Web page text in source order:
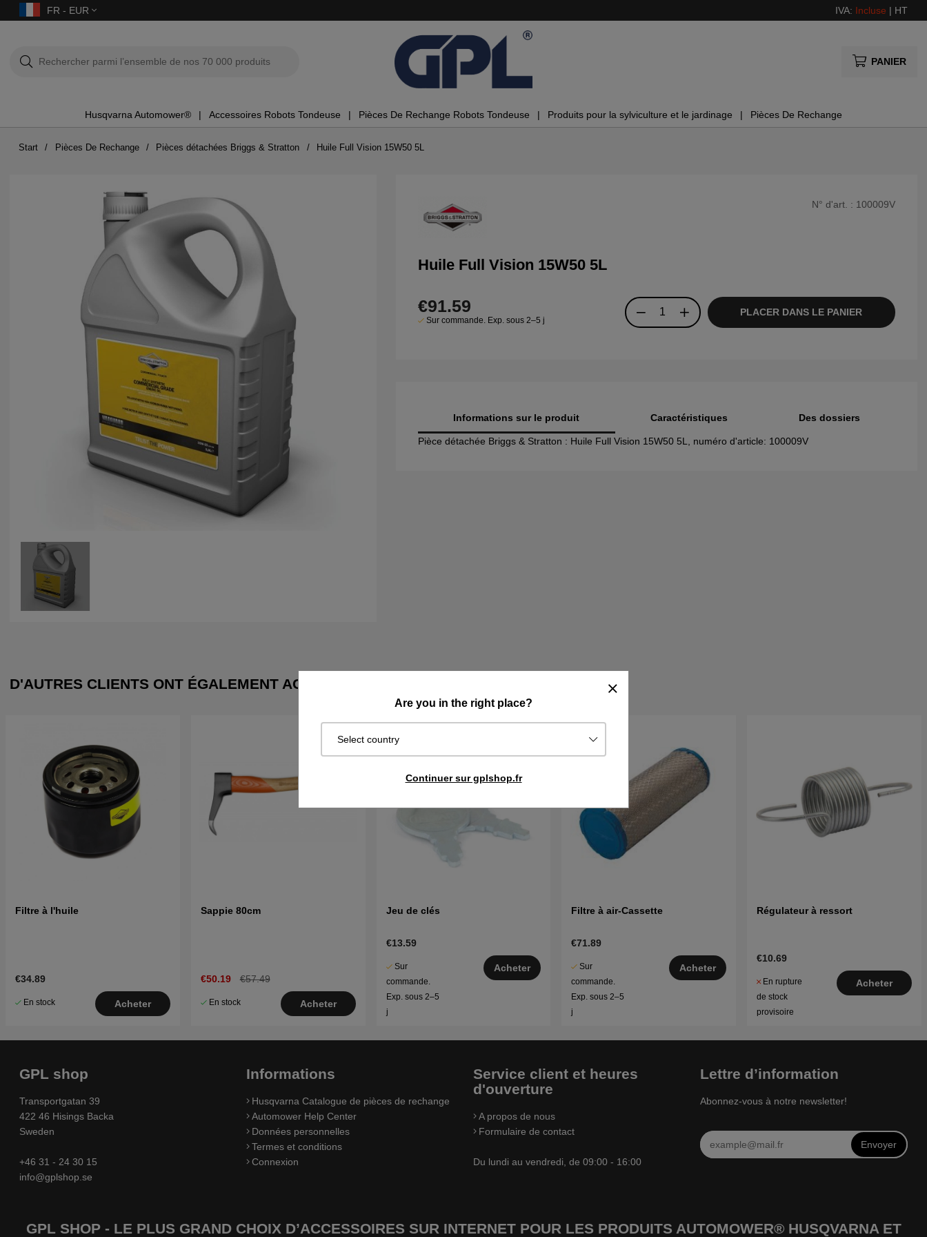
FR - EUR IVA: Incluse | HT
PANIER
Husqvarna Automower® Accessoires Robots Tondeuse Pièces De Rechange Robots Tondeuse Produits pour la sylviculture et le jardinage Pièces De Rechange
Are you in the right place?
Select country
Continuer sur gplshop.fr
Start Pièces De Rechange Pièces détachées Briggs & Stratton Huile Full Vision 15W50 5L
N° d'art. : 100009V
Huile Full Vision 15W50 5L
€91.59
Sur commande. Exp. sous 2–5 j
PLACER DANS LE PANIER
Informations sur le produit
Pièce détachée Briggs & Stratton : Huile Full Vision 15W50 5L, numéro d'article: 100009V
Caractéristiques Des dossiers
D'AUTRES CLIENTS ONT ÉGALEMENT ACHETÉ
Filtre à l'huile
€34.89
En stock Acheter
Sappie 80cm
€50.19 €57.49
En stock Acheter
Jeu de clés
€13.59
Sur
commande.
Exp. sous 2–5
j
Acheter
Filtre à air-Cassette
€71.89
Sur
commande.
Exp. sous 2–5
j
Acheter
Régulateur à ressort
€10.69
En rupture
de stock
provisoire
Acheter
GPL shop
Transportgatan 39
422 46 Hisings Backa
Sweden
+46 31 - 24 30 15
info@gplshop.se
Informations
Husqvarna Catalogue de pièces de rechange
Automower Help Center
Données personnelles
Termes et conditions
Connexion
Service client et heures
d'ouverture
A propos de nous
Formulaire de contact
Du lundi au vendredi, de 09:00 - 16:00
Lettre d’information
Abonnez-vous à notre newsletter!
Envoyer
GPL SHOP - LE PLUS GRAND CHOIX D’ACCESSOIRES SUR INTERNET POUR LES PRODUITS AUTOMOWER® HUSQVARNA ET